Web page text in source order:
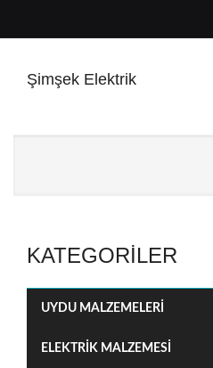
Şimşek Elektrik
KATEGORILER
UYDU MALZEMELERİ
ELEKTRİK MALZEMESİ